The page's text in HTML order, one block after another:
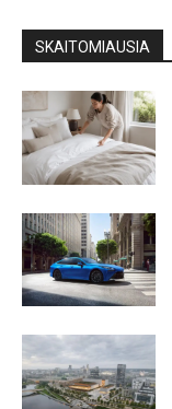
SKAITOMIAUSIA